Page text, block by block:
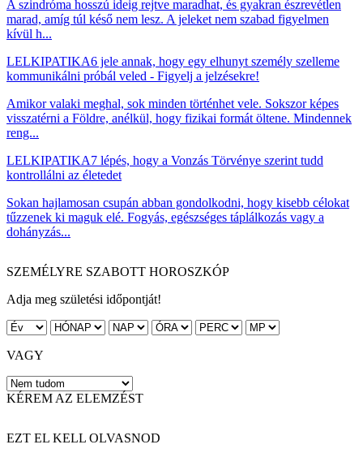
A szindróma hosszú ideig rejtve maradhat, és gyakran észrevétlen
marad, amíg túl késő nem lesz. A jeleket nem szabad figyelmen
kívül h...
LELKIPATIKA6 jele annak, hogy egy elhunyt személy szelleme
kommunikálni próbál veled - Figyelj a jelzésekre!
Amikor valaki meghal, sok minden történhet vele. Sokszor képes
visszatérni a Földre, anélkül, hogy fizikai formát öltene. Mindennek
reng...
LELKIPATIKA7 lépés, hogy a Vonzás Törvénye szerint tudd
kontrollálni az életedet
Sokan hajlamosan csupán abban gondolkodni, hogy kisebb célokat
tűzzenek ki maguk elé. Fogyás, egészséges táplálkozás vagy a
dohányzás...
SZEMÉLYRE SZABOTT HOROSZKÓP
Adja meg születési időpontját!
VAGY
KÉREM AZ ELEMZÉST
EZT EL KELL OLVASNOD